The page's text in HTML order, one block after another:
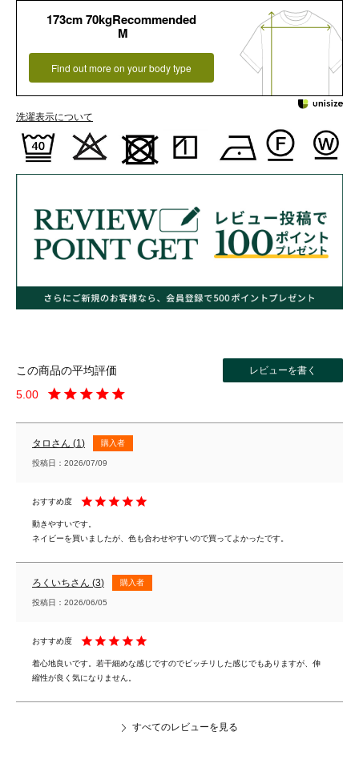
173cm 70kgRecommended
M
Find out more on your body type
洗濯表示について
5.00
タロ 1 購入者
投稿日 2026/07/09
動きやすいです。
ネイビーを買いましたが、色も合わせやすいので買ってよかったです。
ろくいち 3 購入者
投稿日 2026/06/05
着心地良いです。若干細めな感じですのでビッチリした感じでもありますが、伸
縮性が良く気になりません。
すべてのレビューを見る
レビューを書く